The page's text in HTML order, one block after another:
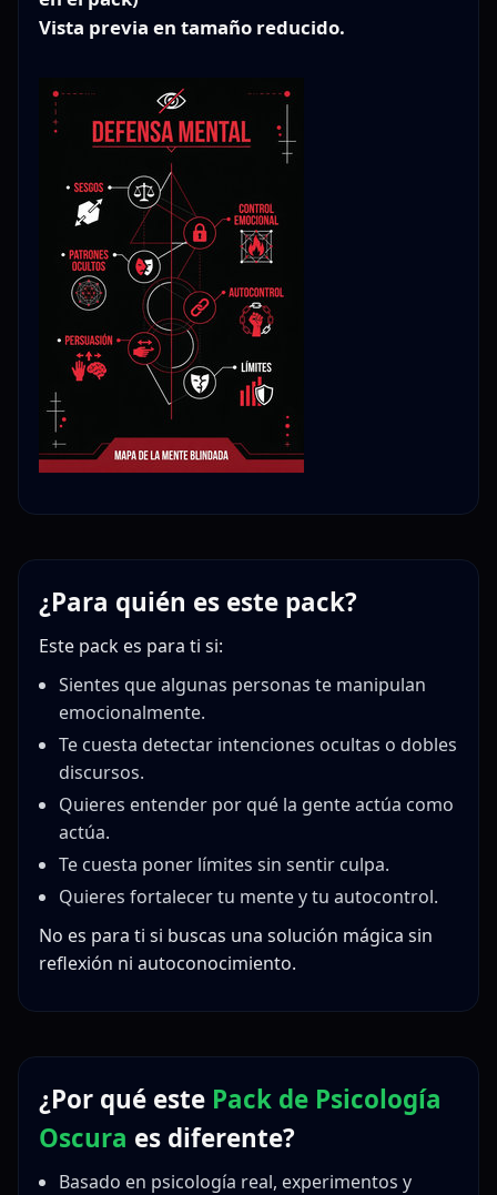
Vista previa en tamaño reducido.
¿Para quién es este pack?
Este pack es para ti si:
Sientes que algunas personas te manipulan
emocionalmente.
Te cuesta detectar intenciones ocultas o dobles
discursos.
Quieres entender por qué la gente actúa como
actúa.
Te cuesta poner límites sin sentir culpa.
Quieres fortalecer tu mente y tu autocontrol.
No es para ti si buscas una solución mágica sin
reflexión ni autoconocimiento.
¿Por qué este Pack de Psicología
Oscura es diferente?
Basado en psicología real, experimentos y